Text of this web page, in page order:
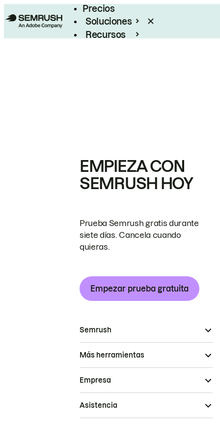
Precios
Soluciones
Recursos
EMPIEZA CON
SEMRUSH HOY
Prueba Semrush gratis durante
siete días. Cancela cuando
quieras.
Empezar prueba gratuita
Semrush
Más herramientas
Empresa
Asistencia